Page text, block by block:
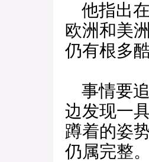
他指出
欧洲和美
仍有根多
事情要
边发现一
蹲着的姿
仍属完整。